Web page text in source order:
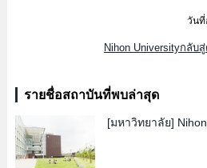
วันที่
Nihon Universityกลับ
รายชื่อสถาบันที่พบล่าสุด
[มหาวิทยาลัย]